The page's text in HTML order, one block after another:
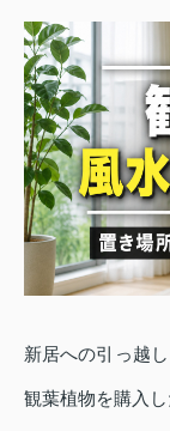
新居への引っ越
観葉植物を購入し